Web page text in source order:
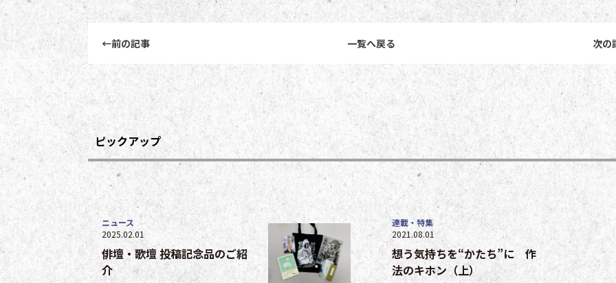
←前の記事 一覧へ戻る 次の
ピックアップ
俳壇・歌壇 投稿記念品のご紹
介
ニュース
2025.02.01
想う気持ちを“かたち”に 作
法のキホン（上）
連載・特集
2021.08.01